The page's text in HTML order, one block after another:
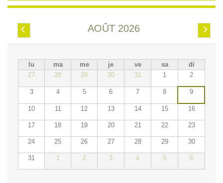
Préc. Suiv.
AOÛT 2026
lu ma me je ve sa
di
27
28 29 30 31 1 2
3 4 5 6 7 8 9
10 11 12 13 14 15 16
17 18 19 20 21 22 23
24 25 26 27 28 29 30
31 1 2 3 4 5 6